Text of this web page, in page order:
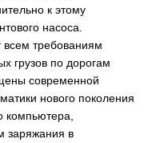
к этому
насоса.
требованиям
грузов по дорогам
современной
нового поколения
компьютера,
заряжания в